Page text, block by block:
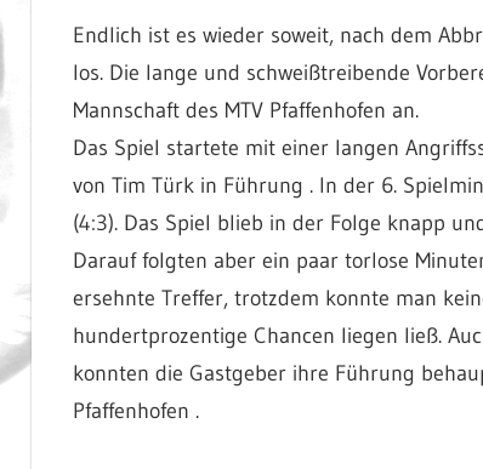
Endlich ist es wieder soweit, nach dem
los. Die lange und schweißtreibende
Mannschaft des MTV Pfaffenhofen an.
Das Spiel startete mit einer langen
von Tim Türk in Führung . In der 6.
(4:3). Das Spiel blieb in der Folge knapp
Darauf folgten aber ein paar torlose
ersehnte Treffer, trotzdem konnte man
hundertprozentige Chancen liegen ließ.
konnten die Gastgeber ihre Führung
Pfaffenhofen .